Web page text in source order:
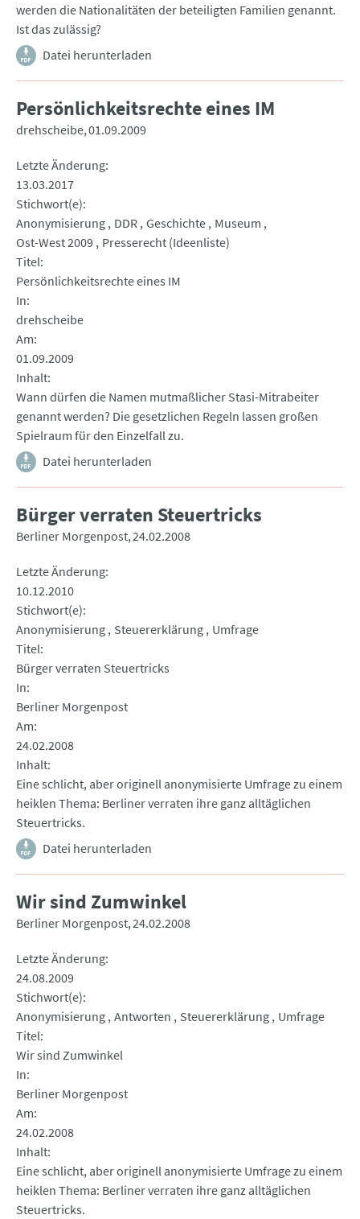
werden die Nationalitäten der beteiligten Familien genannt.
Ist das zulässig?
Datei herunterladen
Persönlichkeitsrechte eines IM
drehscheibe 01.09.2009
Letzte Änderung
13.03.2017
Stichwort(e)
Anonymisierung DDR Geschichte Museum
Ost-West 2009 Presserecht (Ideenliste)
Titel
Persönlichkeitsrechte eines IM
In
drehscheibe
Am
01.09.2009
Inhalt
Wann dürfen die Namen mutmaßlicher Stasi-Mitrabeiter
genannt werden? Die gesetzlichen Regeln lassen großen
Spielraum für den Einzelfall zu.
Datei herunterladen
Bürger verraten Steuertricks
Berliner Morgenpost 24.02.2008
Letzte Änderung
10.12.2010
Stichwort(e)
Anonymisierung Steuererklärung Umfrage
Titel
Bürger verraten Steuertricks
In
Berliner Morgenpost
Am
24.02.2008
Inhalt
Eine schlicht, aber originell anonymisierte Umfrage zu einem
heiklen Thema: Berliner verraten ihre ganz alltäglichen
Steuertricks.
Datei herunterladen
Wir sind Zumwinkel
Berliner Morgenpost 24.02.2008
Letzte Änderung
24.08.2009
Stichwort(e)
Anonymisierung Antworten Steuererklärung Umfrage
Titel
Wir sind Zumwinkel
In
Berliner Morgenpost
Am
24.02.2008
Inhalt
Eine schlicht, aber originell anonymisierte Umfrage zu einem
heiklen Thema: Berliner verraten ihre ganz alltäglichen
Steuertricks.